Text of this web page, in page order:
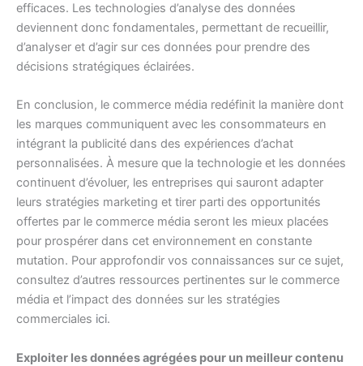
efficaces. Les technologies d’analyse des données
deviennent donc fondamentales, permettant de recueillir,
d’analyser et d’agir sur ces données pour prendre des
décisions stratégiques éclairées.
En conclusion, le commerce média redéfinit la manière dont
les marques communiquent avec les consommateurs en
intégrant la publicité dans des expériences d’achat
personnalisées. À mesure que la technologie et les données
continuent d’évoluer, les entreprises qui sauront adapter
leurs stratégies marketing et tirer parti des opportunités
offertes par le commerce média seront les mieux placées
pour prospérer dans cet environnement en constante
mutation. Pour approfondir vos connaissances sur ce sujet,
consultez d’autres ressources pertinentes sur le commerce
média et l’impact des données sur les stratégies
commerciales ici.
Exploiter les données agrégées pour un meilleur contenu